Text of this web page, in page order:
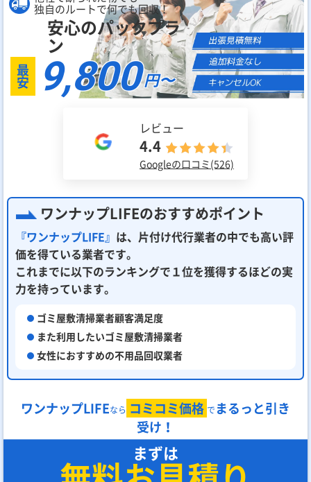
独自のルートで何でも回収！
安心のパックプラ
ン
最
安 9,800円〜
レビュー
4.4
Googleの口コミ(526)
ワンナップLIFEのおすすめポイント
『ワンナップLIFE』 は、片付け代行業者の中でも高い評
価を得ている業者です。
これまでに以下のランキングで１位を獲得するほどの実
力を持っています。
ゴミ屋敷清掃業者顧客満足度
また利用したいゴミ屋敷清掃業者
女性におすすめの不用品回収業者
ワンナップLIFEなら コミコミ価格 で まるっと引き
受け！
まずは